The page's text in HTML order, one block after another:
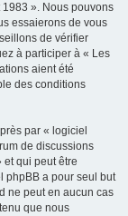
». Nous pouvons
essaierons de vous
de vérifier
à participer à « Les
aient été
des conditions
par « logiciel
de discussions
et qui peut être
phpBB a pour seul but
ne peut en aucun cas
que nous